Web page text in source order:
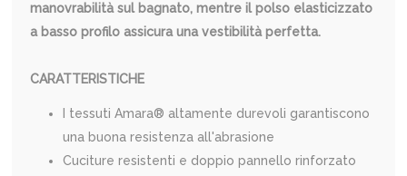
manovrabilità sul bagnato, mentre il polso elasticizzato
a basso profilo assicura una vestibilità perfetta.
CARATTERISTICHE
I tessuti Amara® altamente durevoli garantiscono
una buona resistenza all'abrasione
Cuciture resistenti e doppio pannello rinforzato